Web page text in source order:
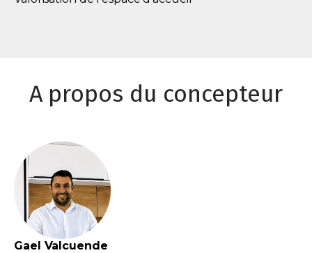
A propos du concepteur
Gael Valcuende